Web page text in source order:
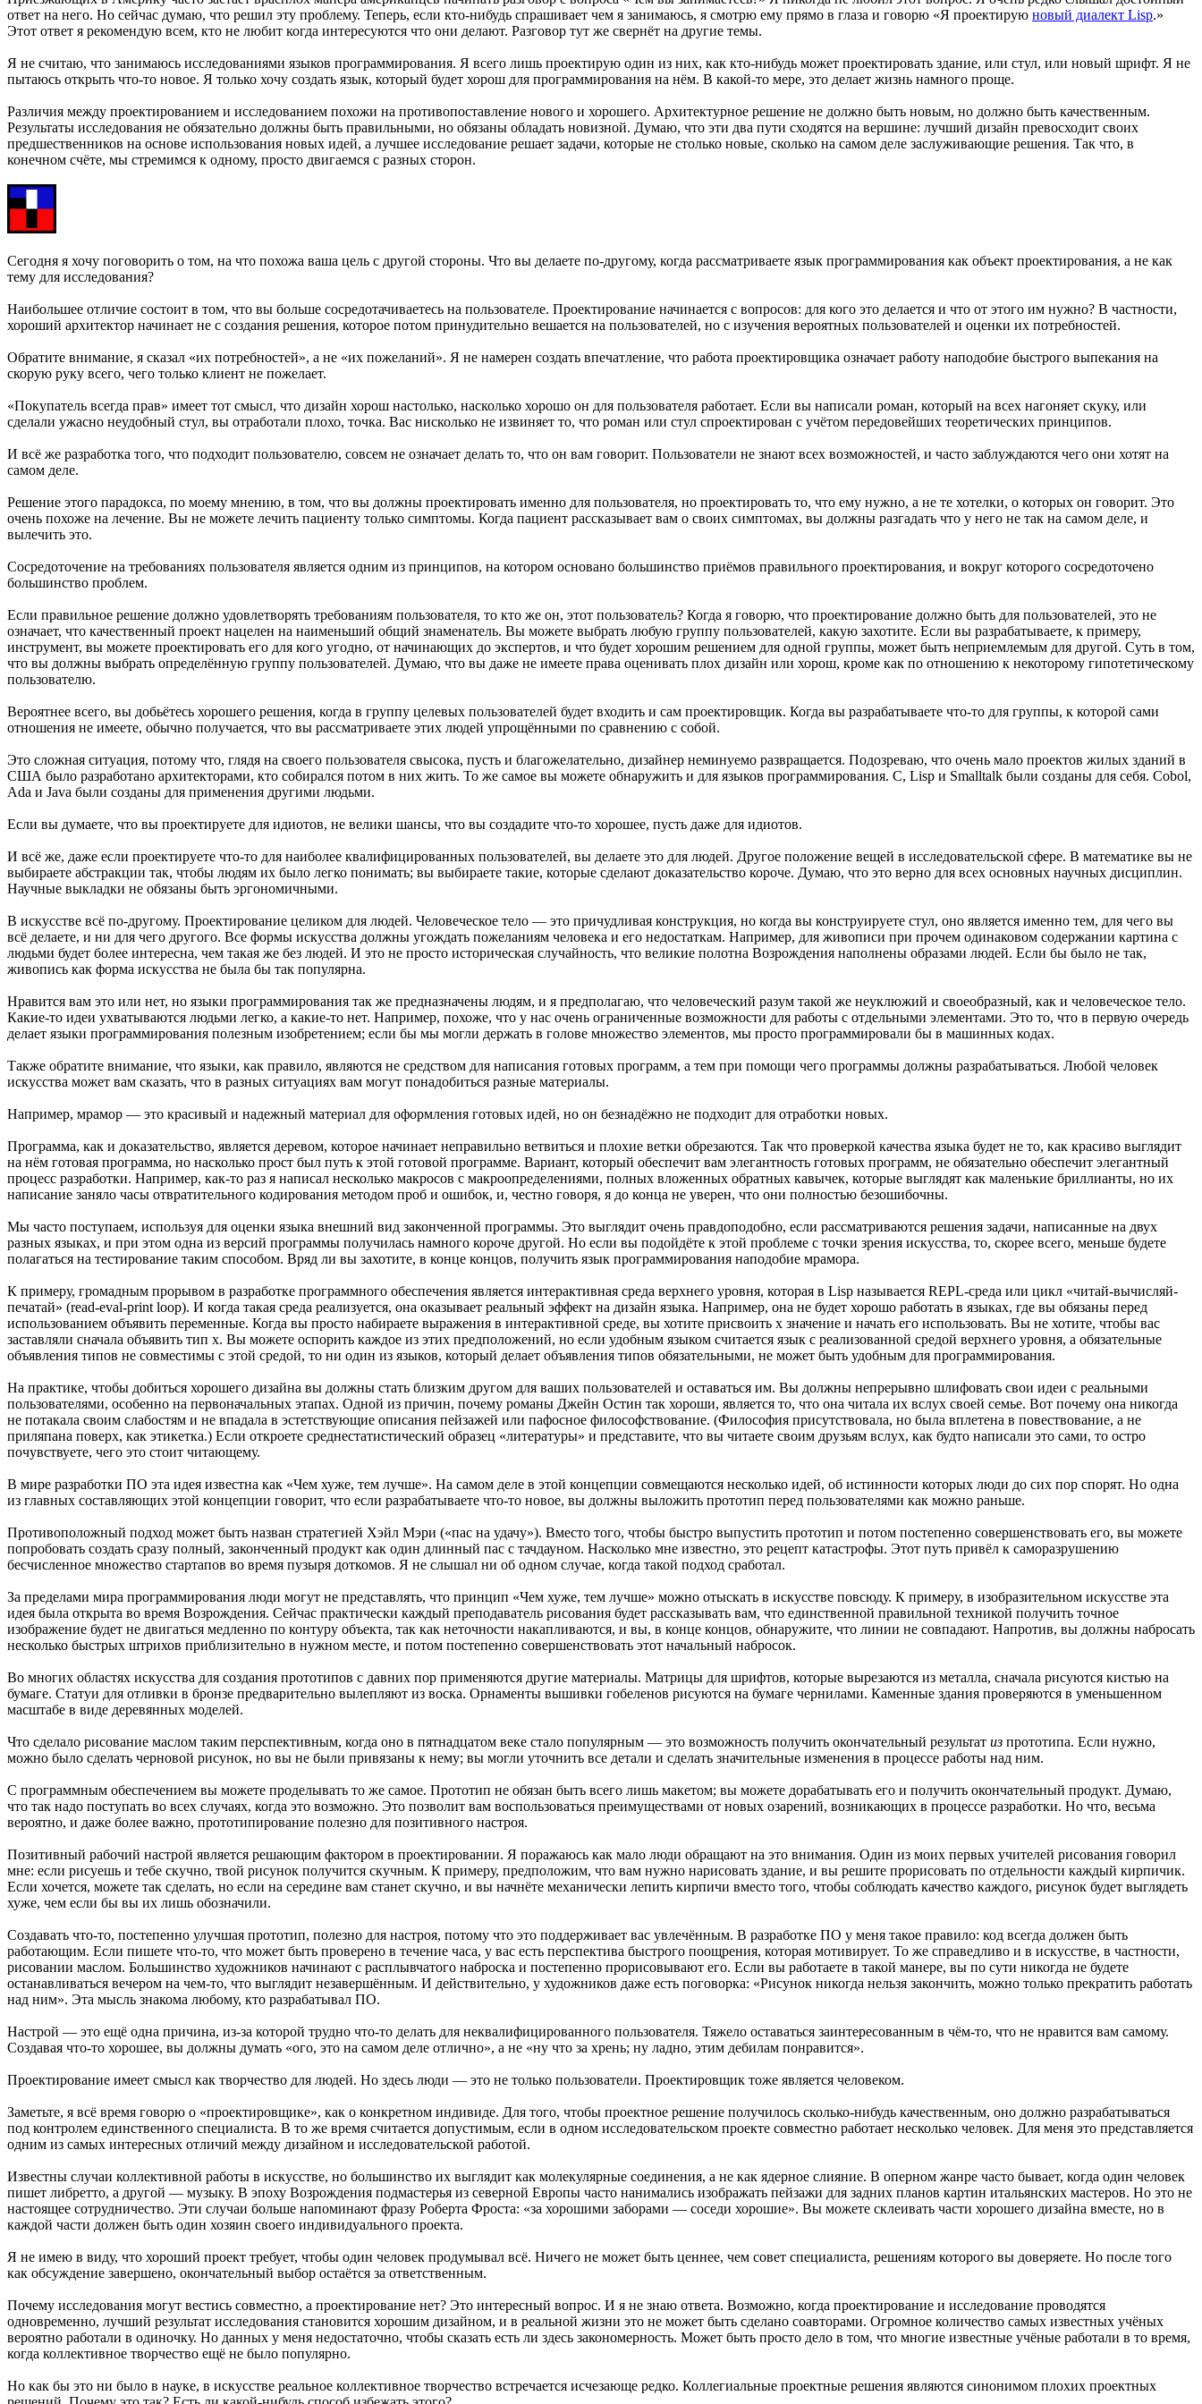
ответ на него. Но сейчас думаю, что решил эту проблему. Теперь, если кто-нибудь спрашивает чем я занимаюсь, я смотрю ему прямо в глаза и говорю «Я проектирую новый диалект Lisp.»
Этот ответ я рекомендую всем, кто не любит когда интересуются что они делают. Разговор тут же свернёт на другие темы.
Я не считаю, что занимаюсь исследованиями языков программирования. Я всего лишь проектирую один из них, как кто-нибудь может проектировать здание, или стул, или новый шрифт. Я не
пытаюсь открыть что-то новое. Я только хочу создать язык, который будет хорош для программирования на нём. В какой-то мере, это делает жизнь намного проще.
Различия между проектированием и исследованием похожи на противопоставление нового и хорошего. Архитектурное решение не должно быть новым, но должно быть качественным.
Результаты исследования не обязательно должны быть правильными, но обязаны обладать новизной. Думаю, что эти два пути сходятся на вершине: лучший дизайн превосходит своих
предшественников на основе использования новых идей, а лучшее исследование решает задачи, которые не столько новые, сколько на самом деле заслуживающие решения. Так что, в
конечном счёте, мы стремимся к одному, просто двигаемся с разных сторон.
Сегодня я хочу поговорить о том, на что похожа ваша цель с другой стороны. Что вы делаете по-другому, когда рассматриваете язык программирования как объект проектирования, а не как
тему для исследования?
Наибольшее отличие состоит в том, что вы больше сосредотачиваетесь на пользователе. Проектирование начинается с вопросов: для кого это делается и что от этого им нужно? В частности,
хороший архитектор начинает не с создания решения, которое потом принудительно вешается на пользователей, но с изучения вероятных пользователей и оценки их потребностей.
Обратите внимание, я сказал «их потребностей», а не «их пожеланий». Я не намерен создать впечатление, что работа проектировщика означает работу наподобие быстрого выпекания на
скорую руку всего, чего только клиент не пожелает.
«Покупатель всегда прав» имеет тот смысл, что дизайн хорош настолько, насколько хорошо он для пользователя работает. Если вы написали роман, который на всех нагоняет скуку, или
сделали ужасно неудобный стул, вы отработали плохо, точка. Вас нисколько не извиняет то, что роман или стул спроектирован с учётом передовейших теоретических принципов.
И всё же разработка того, что подходит пользователю, совсем не означает делать то, что он вам говорит. Пользователи не знают всех возможностей, и часто заблуждаются чего они хотят на
самом деле.
Решение этого парадокса, по моему мнению, в том, что вы должны проектировать именно для пользователя, но проектировать то, что ему нужно, а не те хотелки, о которых он говорит. Это
очень похоже на лечение. Вы не можете лечить пациенту только симптомы. Когда пациент рассказывает вам о своих симптомах, вы должны разгадать что у него не так на самом деле, и
вылечить это.
Сосредоточение на требованиях пользователя является одним из принципов, на котором основано большинство приёмов правильного проектирования, и вокруг которого сосредоточено
большинство проблем.
Если правильное решение должно удовлетворять требованиям пользователя, то кто же он, этот пользователь? Когда я говорю, что проектирование должно быть для пользователей, это не
означает, что качественный проект нацелен на наименьший общий знаменатель. Вы можете выбрать любую группу пользователей, какую захотите. Если вы разрабатываете, к примеру,
инструмент, вы можете проектировать его для кого угодно, от начинающих до экспертов, и что будет хорошим решением для одной группы, может быть неприемлемым для другой. Суть в том,
что вы должны выбрать определённую группу пользователей. Думаю, что вы даже не имеете права оценивать плох дизайн или хорош, кроме как по отношению к некоторому гипотетическому
пользователю.
Вероятнее всего, вы добьётесь хорошего решения, когда в группу целевых пользователей будет входить и сам проектировщик. Когда вы разрабатываете что-то для группы, к которой сами
отношения не имеете, обычно получается, что вы рассматриваете этих людей упрощёнными по сравнению с собой.
Это сложная ситуация, потому что, глядя на своего пользователя свысока, пусть и благожелательно, дизайнер неминуемо развращается. Подозреваю, что очень мало проектов жилых зданий в
США было разработано архитекторами, кто собирался потом в них жить. То же самое вы можете обнаружить и для языков программирования. C, Lisp и Smalltalk были созданы для себя. Cobol,
Ada и Java были созданы для применения другими людьми.
Если вы думаете, что вы проектируете для идиотов, не велики шансы, что вы создадите что-то хорошее, пусть даже для идиотов.
И всё же, даже если проектируете что-то для наиболее квалифицированных пользователей, вы делаете это для людей. Другое положение вещей в исследовательской сфере. В математике вы не
выбираете абстракции так, чтобы людям их было легко понимать; вы выбираете такие, которые сделают доказательство короче. Думаю, что это верно для всех основных научных дисциплин.
Научные выкладки не обязаны быть эргономичными.
В искусстве всё по-другому. Проектирование целиком для людей. Человеческое тело — это причудливая конструкция, но когда вы конструируете стул, оно является именно тем, для чего вы
всё делаете, и ни для чего другого. Все формы искусства должны угождать пожеланиям человека и его недостаткам. Например, для живописи при прочем одинаковом содержании картина с
людьми будет более интересна, чем такая же без людей. И это не просто историческая случайность, что великие полотна Возрождения наполнены образами людей. Если бы было не так,
живопись как форма искусства не была бы так популярна.
Нравится вам это или нет, но языки программирования так же предназначены людям, и я предполагаю, что человеческий разум такой же неуклюжий и своеобразный, как и человеческое тело.
Какие-то идеи ухватываются людьми легко, а какие-то нет. Например, похоже, что у нас очень ограниченные возможности для работы с отдельными элементами. Это то, что в первую очередь
делает языки программирования полезным изобретением; если бы мы могли держать в голове множество элементов, мы просто программировали бы в машинных кодах.
Также обратите внимание, что языки, как правило, являются не средством для написания готовых программ, а тем при помощи чего программы должны разрабатываться. Любой человек
искусства может вам сказать, что в разных ситуациях вам могут понадобиться разные материалы.
Например, мрамор — это красивый и надежный материал для оформления готовых идей, но он безнадёжно не подходит для отработки новых.
Программа, как и доказательство, является деревом, которое начинает неправильно ветвиться и плохие ветки обрезаются. Так что проверкой качества языка будет не то, как красиво выглядит
на нём готовая программа, но насколько прост был путь к этой готовой программе. Вариант, который обеспечит вам элегантность готовых программ, не обязательно обеспечит элегантный
процесс разработки. Например, как-то раз я написал несколько макросов с макроопределениями, полных вложенных обратных кавычек, которые выглядят как маленькие бриллианты, но их
написание заняло часы отвратительного кодирования методом проб и ошибок, и, честно говоря, я до конца не уверен, что они полностью безошибочны.
Мы часто поступаем, используя для оценки языка внешний вид законченной программы. Это выглядит очень правдоподобно, если рассматриваются решения задачи, написанные на двух
разных языках, и при этом одна из версий программы получилась намного короче другой. Но если вы подойдёте к этой проблеме с точки зрения искусства, то, скорее всего, меньше будете
полагаться на тестирование таким способом. Вряд ли вы захотите, в конце концов, получить язык программирования наподобие мрамора.
К примеру, громадным прорывом в разработке программного обеспечения является интерактивная среда верхнего уровня, которая в Lisp называется REPL-среда или цикл «читай-вычисляй-
печатай» (read-eval-print loop). И когда такая среда реализуется, она оказывает реальный эффект на дизайн языка. Например, она не будет хорошо работать в языках, где вы обязаны перед
использованием объявить переменные. Когда вы просто набираете выражения в интерактивной среде, вы хотите присвоить x значение и начать его использовать. Вы не хотите, чтобы вас
заставляли сначала объявить тип x. Вы можете оспорить каждое из этих предположений, но если удобным языком считается язык с реализованной средой верхнего уровня, а обязательные
объявления типов не совместимы с этой средой, то ни один из языков, который делает объявления типов обязательными, не может быть удобным для программирования.
На практике, чтобы добиться хорошего дизайна вы должны стать близким другом для ваших пользователей и оставаться им. Вы должны непрерывно шлифовать свои идеи с реальными
пользователями, особенно на первоначальных этапах. Одной из причин, почему романы Джейн Остин так хороши, является то, что она читала их вслух своей семье. Вот почему она никогда
не потакала своим слабостям и не впадала в эстетствующие описания пейзажей или пафосное философствование. (Философия присутствовала, но была вплетена в повествование, а не
приляпана поверх, как этикетка.) Если откроете среднестатистический образец «литературы» и представите, что вы читаете своим друзьям вслух, как будто написали это сами, то остро
почувствуете, чего это стоит читающему.
В мире разработки ПО эта идея известна как «Чем хуже, тем лучше». На самом деле в этой концепции совмещаются несколько идей, об истинности которых люди до сих пор спорят. Но одна
из главных составляющих этой концепции говорит, что если разрабатываете что-то новое, вы должны выложить прототип перед пользователями как можно раньше.
Противоположный подход может быть назван стратегией Хэйл Мэри («пас на удачу»). Вместо того, чтобы быстро выпустить прототип и потом постепенно совершенствовать его, вы можете
попробовать создать сразу полный, законченный продукт как один длинный пас с тачдауном. Насколько мне известно, это рецепт катастрофы. Этот путь привёл к саморазрушению
бесчисленное множество стартапов во время пузыря доткомов. Я не слышал ни об одном случае, когда такой подход сработал.
За пределами мира программирования люди могут не представлять, что принцип «Чем хуже, тем лучше» можно отыскать в искусстве повсюду. К примеру, в изобразительном искусстве эта
идея была открыта во время Возрождения. Сейчас практически каждый преподаватель рисования будет рассказывать вам, что единственной правильной техникой получить точное
изображение будет не двигаться медленно по контуру объекта, так как неточности накапливаются, и вы, в конце концов, обнаружите, что линии не совпадают. Напротив, вы должны набросать
несколько быстрых штрихов приблизительно в нужном месте, и потом постепенно совершенствовать этот начальный набросок.
Во многих областях искусства для создания прототипов с давних пор применяются другие материалы. Матрицы для шрифтов, которые вырезаются из металла, сначала рисуются кистью на
бумаге. Статуи для отливки в бронзе предварительно вылепляют из воска. Орнаменты вышивки гобеленов рисуются на бумаге чернилами. Каменные здания проверяются в уменьшенном
масштабе в виде деревянных моделей.
Что сделало рисование маслом таким перспективным, когда оно в пятнадцатом веке стало популярным — это возможность получить окончательный результат из прототипа. Если нужно,
можно было сделать черновой рисунок, но вы не были привязаны к нему; вы могли уточнить все детали и сделать значительные изменения в процессе работы над ним.
С программным обеспечением вы можете проделывать то же самое. Прототип не обязан быть всего лишь макетом; вы можете дорабатывать его и получить окончательный продукт. Думаю,
что так надо поступать во всех случаях, когда это возможно. Это позволит вам воспользоваться преимуществами от новых озарений, возникающих в процессе разработки. Но что, весьма
вероятно, и даже более важно, прототипирование полезно для позитивного настроя.
Позитивный рабочий настрой является решающим фактором в проектировании. Я поражаюсь как мало люди обращают на это внимания. Один из моих первых учителей рисования говорил
мне: если рисуешь и тебе скучно, твой рисунок получится скучным. К примеру, предположим, что вам нужно нарисовать здание, и вы решите прорисовать по отдельности каждый кирпичик.
Если хочется, можете так сделать, но если на середине вам станет скучно, и вы начнёте механически лепить кирпичи вместо того, чтобы соблюдать качество каждого, рисунок будет выглядеть
хуже, чем если бы вы их лишь обозначили.
Создавать что-то, постепенно улучшая прототип, полезно для настроя, потому что это поддерживает вас увлечённым. В разработке ПО у меня такое правило: код всегда должен быть
работающим. Если пишете что-то, что может быть проверено в течение часа, у вас есть перспектива быстрого поощрения, которая мотивирует. То же справедливо и в искусстве, в частности,
рисовании маслом. Большинство художников начинают с расплывчатого наброска и постепенно прорисовывают его. Если вы работаете в такой манере, вы по сути никогда не будете
останавливаться вечером на чем-то, что выглядит незавершённым. И действительно, у художников даже есть поговорка: «Рисунок никогда нельзя закончить, можно только прекратить работать
над ним». Эта мысль знакома любому, кто разрабатывал ПО.
Настрой — это ещё одна причина, из-за которой трудно что-то делать для неквалифицированного пользователя. Тяжело оставаться заинтересованным в чём-то, что не нравится вам самому.
Создавая что-то хорошее, вы должны думать «ого, это на самом деле отлично», а не «ну что за хрень; ну ладно, этим дебилам понравится».
Проектирование имеет смысл как творчество для людей. Но здесь люди — это не только пользователи. Проектировщик тоже является человеком.
Заметьте, я всё время говорю о «проектировщике», как о конкретном индивиде. Для того, чтобы проектное решение получилось сколько-нибудь качественным, оно должно разрабатываться
под контролем единственного специалиста. В то же время считается допустимым, если в одном исследовательском проекте совместно работает несколько человек. Для меня это представляется
одним из самых интересных отличий между дизайном и исследовательской работой.
Известны случаи коллективной работы в искусстве, но большинство их выглядит как молекулярные соединения, а не как ядерное слияние. В оперном жанре часто бывает, когда один человек
пишет либретто, а другой — музыку. В эпоху Возрождения подмастерья из северной Европы часто нанимались изображать пейзажи для задних планов картин итальянских мастеров. Но это не
настоящее сотрудничество. Эти случаи больше напоминают фразу Роберта Фроста: «за хорошими заборами — соседи хорошие». Вы можете склеивать части хорошего дизайна вместе, но в
каждой части должен быть один хозяин своего индивидуального проекта.
Я не имею в виду, что хороший проект требует, чтобы один человек продумывал всё. Ничего не может быть ценнее, чем совет специалиста, решениям которого вы доверяете. Но после того
как обсуждение завершено, окончательный выбор остаётся за ответственным.
Почему исследования могут вестись совместно, а проектирование нет? Это интересный вопрос. И я не знаю ответа. Возможно, когда проектирование и исследование проводятся
одновременно, лучший результат исследования становится хорошим дизайном, и в реальной жизни это не может быть сделано соавторами. Огромное количество самых известных учёных
вероятно работали в одиночку. Но данных у меня недостаточно, чтобы сказать есть ли здесь закономерность. Может быть просто дело в том, что многие известные учёные работали в то время,
когда коллективное творчество ещё не было популярно.
Но как бы это ни было в науке, в искусстве реальное коллективное творчество встречается исчезающе редко. Коллегиальные проектные решения являются синонимом плохих проектных